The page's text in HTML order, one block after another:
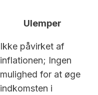
Ulemper
Ikke påvirket af
inflationen; Ingen
mulighed for at øge
indkomsten i